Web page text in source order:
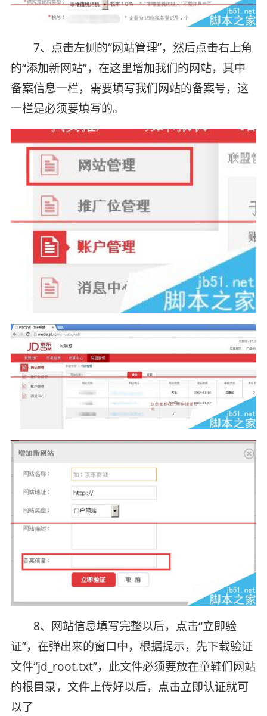
7、点击左侧的“网站管理”，然后点击右上角
的“添加新网站”，在这里增加我们的网站，其中
备案信息一栏，需要填写我们网站的备案号，这
一栏是必须要填写的。
8、网站信息填写完整以后，点击“立即验
证”，在弹出来的窗口中，根据提示，先下载验证
文件“jd_root.txt”，此文件必须要放在童鞋们网站
的根目录，文件上传好以后，点击立即认证就可
以了